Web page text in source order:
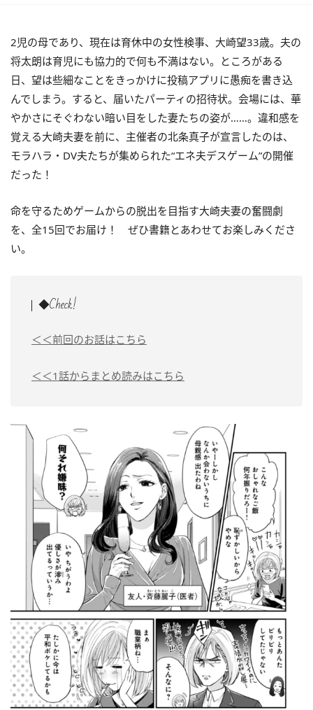
2児の母であり、現在は育休中の女性検事、大崎望33歳。夫の
将太朗は育児にも協力的で何も不満はない。ところがある
日、望は些細なことをきっかけに投稿アプリに愚痴を書き込
んでしまう。すると、届いたパーティの招待状。会場には、華
やかさにそぐわない暗い目をした妻たちの姿が……。違和感を
覚える大崎夫妻を前に、主催者の北条真子が宣言したのは、
モラハラ・DV夫たちが集められた“エネ夫デスゲーム”の開催
だった！
命を守るためゲームからの脱出を目指す大崎夫妻の奮闘劇
を、全15回でお届け！ ぜひ書籍とあわせてお楽しみくださ
い。
◆Check!
＜＜前回のお話はこちら
＜＜1話からまとめ読みはこちら